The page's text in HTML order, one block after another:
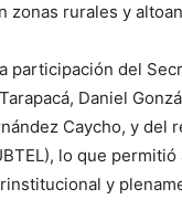
zonas rurales y
participación del
Daniel
Caycho, y
lo que
y